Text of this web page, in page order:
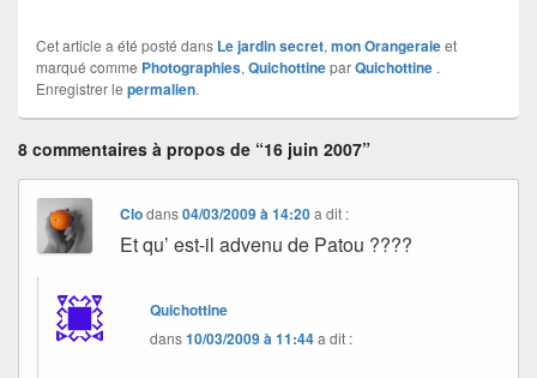
Cet article a été posté dans Le jardin secret, mon Orangeraieet
marqué comme Photographies, QuichottineparQuichottine .
Enregistrer le permalien.
8 commentaires à propos de “16 juin 2007”
Clodans04/03/2009 à 14:20 a dit :
Et qu’ est-il advenu de Patou ????
Quichottine
dans10/03/2009 à 11:44a dit :